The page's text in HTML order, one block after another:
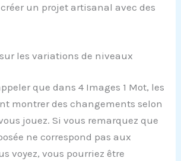
un projet artisanal avec des
les variations de niveaux
que dans 4 Images 1 Mot, les
montrer des changements selon
jouez. Si vous remarquez que
ne correspond pas aux
voyez, vous pourriez être